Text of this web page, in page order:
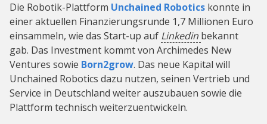
Die Robotik-Plattform Unchained Robotics konnte in
einer aktuellen Finanzierungsrunde 1,7 Millionen Euro
einsammeln, wie das Start-up auf Linkedin bekannt
gab. Das Investment kommt von Archimedes New
Ventures sowie Born2grow. Das neue Kapital will
Unchained Robotics dazu nutzen, seinen Vertrieb und
Service in Deutschland weiter auszubauen sowie die
Plattform technisch weiterzuentwickeln.